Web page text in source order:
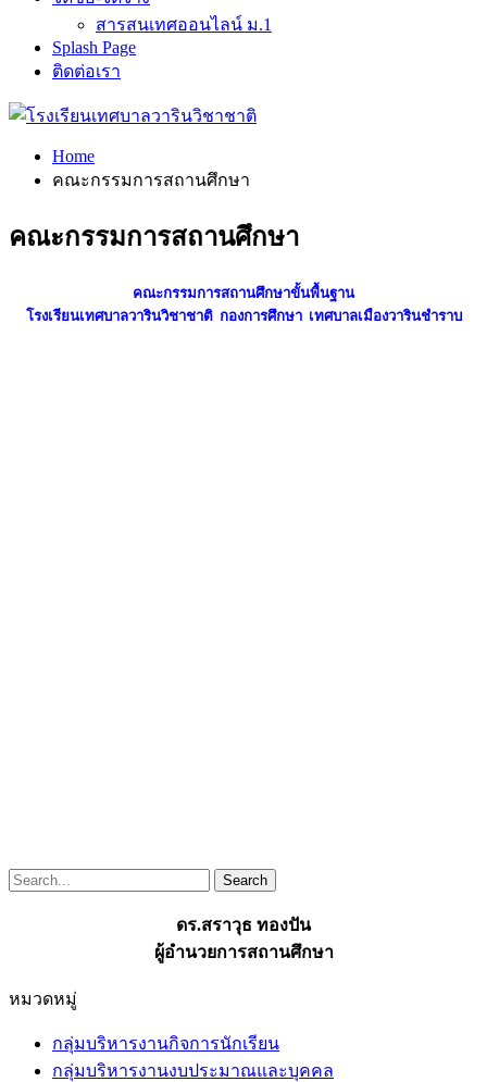
สารสนเทศออนไลน์ ม.1
Splash Page
ติดต่อเรา
Home
คณะกรรมการสถานศึกษา
คณะกรรมการสถานศึกษา
คณะกรรมการสถานศึกษาขั้นพื้นฐาน
โรงเรียนเทศบาลวารินวิชาชาติ กองการศึกษา เทศบาลเมืองวารินชำราบ
ดร.สราวุธ ทองปัน
ผู้อำนวยการสถานศึกษา
หมวดหมู่
กลุ่มบริหารงานกิจการนักเรียน
กลุ่มบริหารงานงบประมาณและบุคคล